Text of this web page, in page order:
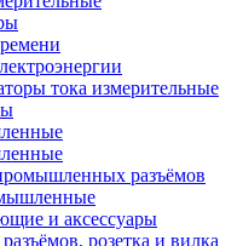
тока измерительные
разъёмов
и аксессуары
розетка и вилка